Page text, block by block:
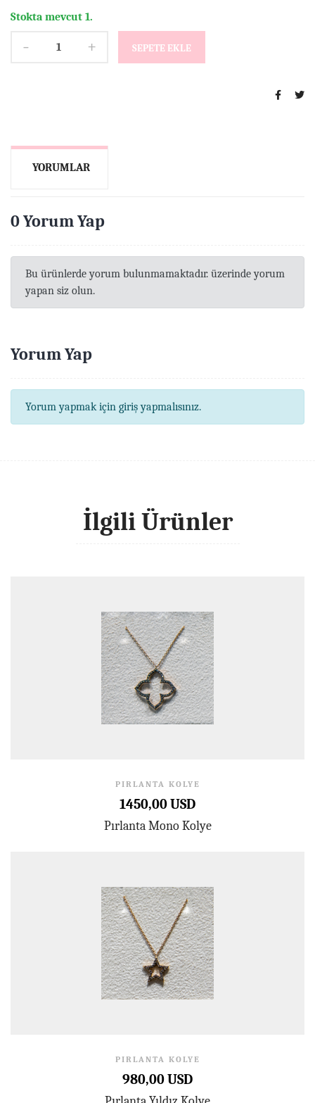
Stokta mevcut 1.
- + SEPETE EKLE
YORUMLAR
0 Yorum Yap
Bu ürünlerde yorum bulunmamaktadır. üzerinde yorum
yapan siz olun.
Yorum Yap
Yorum yapmak için giriş yapmalısınız.
İlgili Ürünler
PIRLANTA KOLYE
1450,00 USD
Pırlanta Mono Kolye
PIRLANTA KOLYE
980,00 USD